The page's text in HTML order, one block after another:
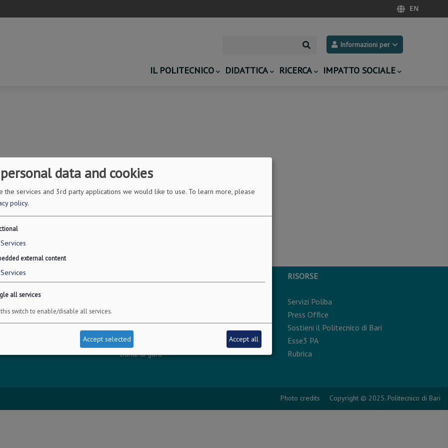
EN
Informazioni per
Main
navigation
IL POLITECNICO DIDATTICA RICERCA IMPATTO SOCIALE
b
Amministrazione trasparente
Albo online
Bandi di gara
RISORSE
Servizi Poliba
Press Office
Sostieni il Politecnico di Bari
Esse3 PA
Rubrica
Photo credits Copyright © 2025. Politecnico di Bari
data and cookies
the services and 3rd party applications we would like to use. To learn more, please
policy.
Services
external content
Services
all services
this switch to enable/disable all services.
Accept selected Accept all